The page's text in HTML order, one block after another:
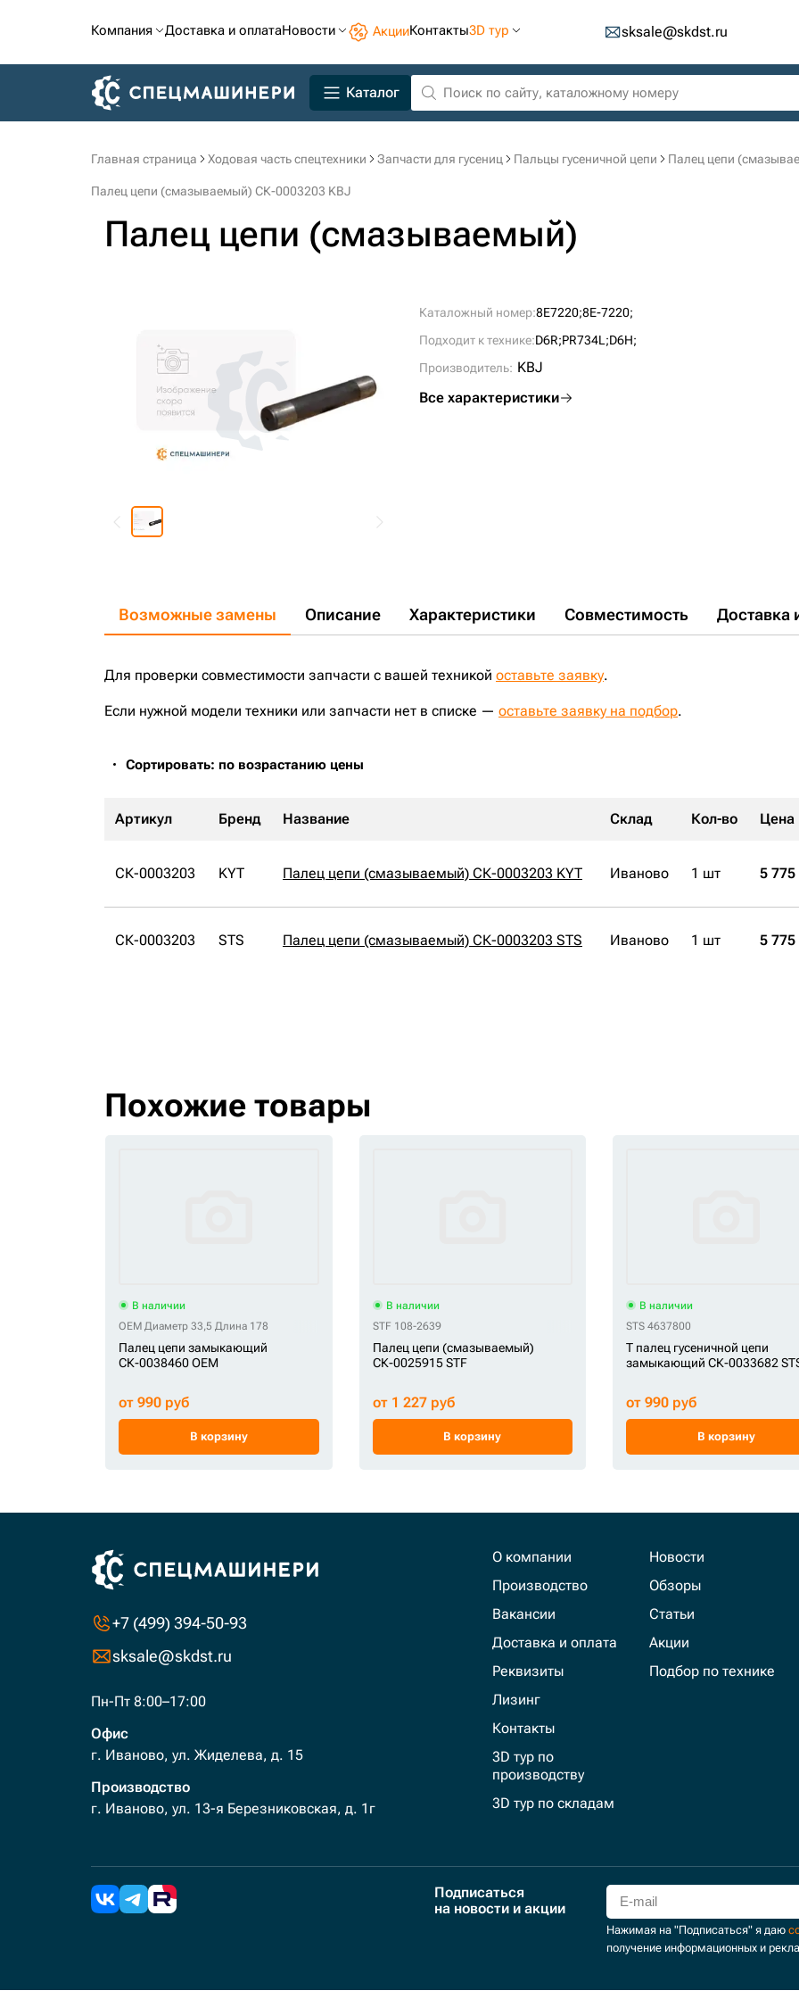
Компания Доставка и оплатаНовости АкцииКонтакты3D тур sksale@skdst.ru
Каталог
Главная страница Ходовая часть спецтехники Запчасти для гусениц Пальцы гусеничной цепи Палец цепи
Палец цепи (смазываемый) СК-0003203 KBJ
Палец цепи (смазываемый)
Каталожный номер:8E7220;8E-7220;
Подходит к технике:D6R;PR734L;D6H;
Производитель: KBJ
Все характеристики
Возможные замены Описание Характеристики Совместимость Доставка
Для проверки совместимости запчасти с вашей техникой оставьте заявку.
Если нужной модели техники или запчасти нет в списке — оставьте заявку на подбор.
Сортировать: по возрастанию цены
Артикул Бренд Название Склад Кол-во Цена
СК-0003203 KYT Палец цепи (смазываемый) СК-0003203 KYT Иваново 1 шт 5 775
СК-0003203 STS Палец цепи (смазываемый) СК-0003203 STS Иваново 1 шт 5 775
Похожие товары
В наличии
OEM Диаметр 33,5 Длина 178
Палец цепи замыкающий
СК-0038460 OEM
от 990 руб
В корзину
В наличии
STF 108-2639
Палец цепи (смазываемый)
СК-0025915 STF
от 1 227 руб
В корзину
В наличии
STS 4637800
Т палец гусеничной цепи
замыкающий СК-0033682
от 990 руб
В корзину
+7 (499) 394-50-93
sksale@skdst.ru
Пн-Пт 8:00–17:00
Офис
г. Иваново, ул. Жиделева, д. 15
Производство
г. Иваново, ул. 13-я Березниковская, д. 1г
О компании
Производство
Вакансии
Доставка и оплата
Реквизиты
Лизинг
Контакты
3D тур по
производству
3D тур по складам
Новости
Обзоры
Статьи
Акции
Подбор по технике
Подписаться
на новости и акции
Нажимая на "Подписаться" я даю
получение информационных и